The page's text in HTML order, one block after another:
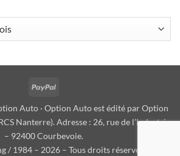
PayPal
Auto · Option Auto est édité par Option
Nanterre). Adresse : 26, rue de l’Industrie
– 92400 Courbevoie.
/ 1984 – 2026 – Tous droits réservés.